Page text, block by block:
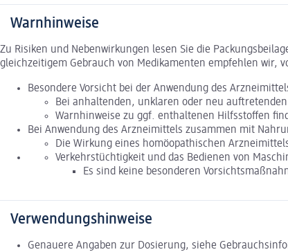
Warnhinweise
Zu Risiken und Nebenwirkungen lesen Sie die
gleichzeitigem Gebrauch von Medikamenten empfehlen wir,
Besondere Vorsicht bei der Anwendung des
Bei anhaltenden, unklaren oder neu
Warnhinweise zu ggf. enthaltenen Hilfsstoffen
Bei Anwendung des Arzneimittels zusammen mit
Die Wirkung eines homöopathischen
Verkehrstüchtigkeit und das Bedienen von
Es sind keine besonderen
Verwendungshinweise
Genauere Angaben zur Dosierung, siehe